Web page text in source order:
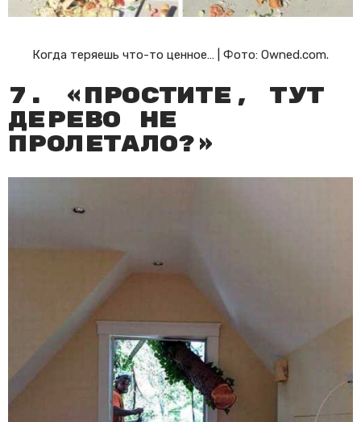
Когда теряешь что-то ценное… | Фото: Owned.com.
7. «Простите, тут
дерево не
пролетало?»